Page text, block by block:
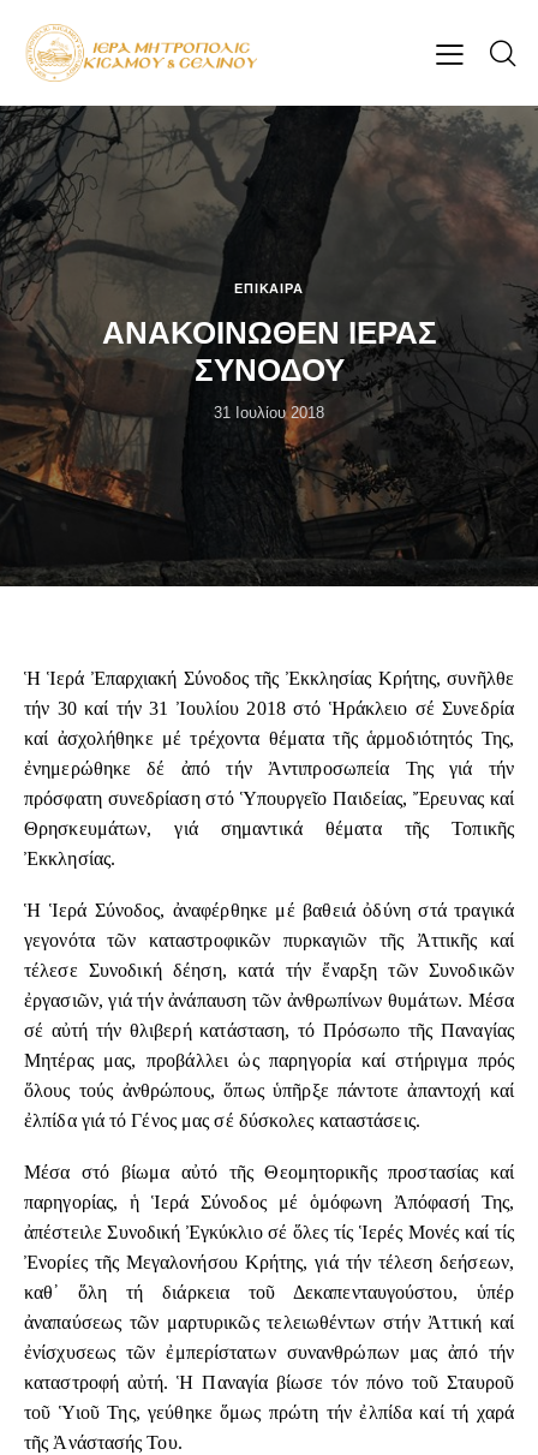
ΕΠΊΚΑΙΡΑ
ΑΝΑΚΟΙΝΩΘΕΝ ΙΕΡΑΣ
ΣΥΝΟΔΟΥ
31 Ιουλίου 2018
Ἡ Ἱερά Ἐπαρχιακή Σύνοδος τῆς Ἐκκλησίας Κρήτης, συνῆλθε
τήν 30 καί τήν 31 Ἰουλίου 2018 στό Ἡράκλειο σέ Συνεδρία
καί ἀσχολήθηκε μέ τρέχοντα θέματα τῆς ἁρμοδιότητός Της,
ἐνημερώθηκε δέ ἀπό τήν Ἀντιπροσωπεία Της γιά τήν
πρόσφατη συνεδρίαση στό Ὑπουργεῖο Παιδείας, Ἔρευνας καί
Θρησκευμάτων, γιά σημαντικά θέματα τῆς Τοπικῆς
Ἐκκλησίας.
Ἡ Ἱερά Σύνοδος, ἀναφέρθηκε μέ βαθειά ὀδύνη στά τραγικά
γεγονότα τῶν καταστροφικῶν πυρκαγιῶν τῆς Ἀττικῆς καί
τέλεσε Συνοδική δέηση, κατά τήν ἔναρξη τῶν Συνοδικῶν
ἐργασιῶν, γιά τήν ἀνάπαυση τῶν ἀνθρωπίνων θυμάτων. Μέσα
σέ αὐτή τήν θλιβερή κατάσταση, τό Πρόσωπο τῆς Παναγίας
Μητέρας μας, προβάλλει ὡς παρηγορία καί στήριγμα πρός
ὅλους τούς ἀνθρώπους, ὅπως ὑπῆρξε πάντοτε ἀπαντοχή καί
ἐλπίδα γιά τό Γένος μας σέ δύσκολες καταστάσεις.
Μέσα στό βίωμα αὐτό τῆς Θεομητορικῆς προστασίας καί
παρηγορίας, ἡ Ἱερά Σύνοδος μέ ὁμόφωνη Ἀπόφασή Της,
ἀπέστειλε Συνοδική Ἐγκύκλιο σέ ὅλες τίς Ἱερές Μονές καί τίς
Ἐνορίες τῆς Μεγαλονήσου Κρήτης, γιά τήν τέλεση δεήσεων,
καθ᾽ ὅλη τή διάρκεια τοῦ Δεκαπενταυγούστου, ὑπέρ
ἀναπαύσεως τῶν μαρτυρικῶς τελειωθέντων στήν Ἀττική καί
ἐνίσχυσεως τῶν ἐμπερίστατων συνανθρώπων μας ἀπό τήν
καταστροφή αὐτή. Ἡ Παναγία βίωσε τόν πόνο τοῦ Σταυροῦ
τοῦ Ὑιοῦ Της, γεύθηκε ὅμως πρώτη τήν ἐλπίδα καί τή χαρά
τῆς Ἀνάστασής Του.